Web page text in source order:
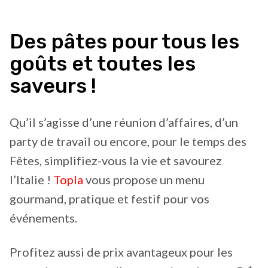
Des pâtes pour tous les
goûts et toutes les
saveurs !
Qu’il s’agisse d’une réunion d’affaires, d’un
party de travail ou encore, pour le temps des
Fêtes, simplifiez-vous la vie et savourez
l’Italie ! Topla vous propose un menu
gourmand, pratique et festif pour vos
événements.
Profitez aussi de prix avantageux pour les